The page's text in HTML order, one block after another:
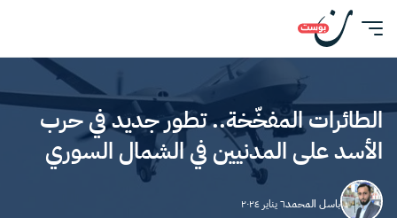
الطائرات المفخّخة.. تطور جديد في حرب
الأسد على المدنيين في الشمال السوري
باسل المحمد٦ يناير ٢٠٢٤